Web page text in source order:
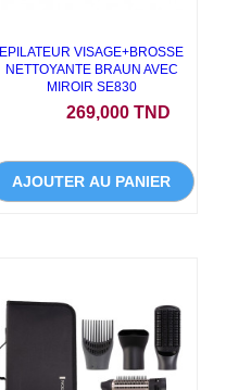
EPILATEUR VISAGE+BROSSE
NETTOYANTE BRAUN AVEC
MIROIR SE830
269,000 TND
AJOUTER AU PANIER